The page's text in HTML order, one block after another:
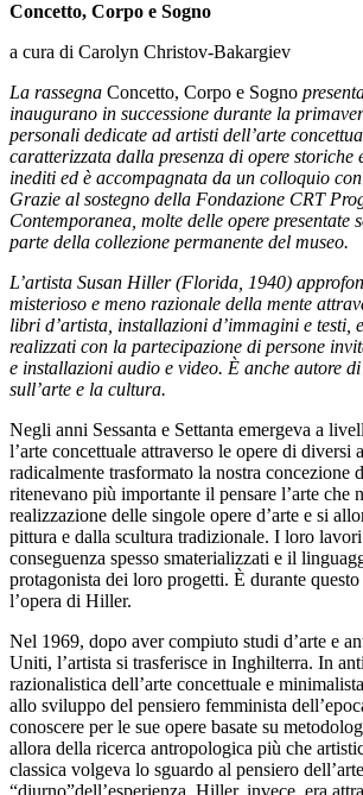
EN
Collezione
Accessibilità
Educazione
Educazione
News
Dipartimento
Educazione
Formazione
e
Ricerca
Famiglie
Scuole
Visite
guidate
Progetto
Summer
School
Speciali
EN
Ricerca
Storia
Sedi
Tutte
le
sedi
Edificio
Manica
Lunga
Villa
Cerruti
Cosmo
Digitale
EN
Visita
Concetto, Corpo e Sogno
a cura di Carolyn Christov-Bakargiev
La rassegna Concetto, Corpo e Sogno
inaugurano in successione durante la
personali dedicate ad artisti dell’arte
caratterizzata dalla presenza di opere storiche
inediti ed è accompagnata da un colloquio
Grazie al sostegno della Fondazione CRT
Contemporanea, molte delle opere presentate
parte della collezione permanente del museo.
L’artista Susan Hiller (Florida, 1940)
misterioso e meno razionale della mente
libri d’artista, installazioni d’immagini e testi,
realizzati con la partecipazione di persone
e installazioni audio e video. È anche autore
sull’arte e la cultura.
Negli anni Sessanta e Settanta emergeva a
l’arte concettuale attraverso le opere di diversi
radicalmente trasformato la nostra concezione
ritenevano più importante il pensare l’arte che
realizzazione delle singole opere d’arte e si
pittura e dalla scultura tradizionale. I loro
conseguenza spesso smaterializzati e il
protagonista dei loro progetti. È durante
l’opera di Hiller.
Nel 1969, dopo aver compiuto studi d’arte e
Uniti, l’artista si trasferisce in Inghilterra. In
razionalistica dell’arte concettuale e
allo sviluppo del pensiero femminista
conoscere per le sue opere basate su
allora della ricerca antropologica più che
classica volgeva lo sguardo al pensiero